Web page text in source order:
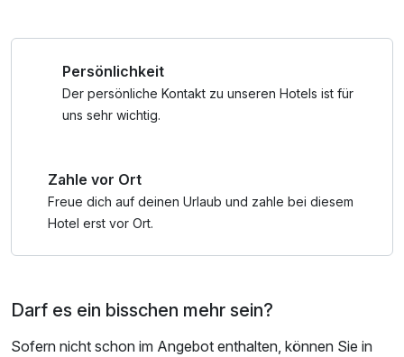
* Mit dem SUPER.Kombi Ticket der Kunstmeile Krems
haben Sie einmalig freien Eintritt in:
• die Landesgalerie Niederösterreich
• die Kunsthalle Krems
• das museumkrems (Ende März bis Mitte November)
Persönlichkeit
Der persönliche Kontakt zu unseren Hotels ist für
uns sehr wichtig.
Zahle vor Ort
Freue dich auf deinen Urlaub und zahle bei diesem
Hotel erst vor Ort.
Darf es ein bisschen mehr sein?
Sofern nicht schon im Angebot enthalten, können Sie in